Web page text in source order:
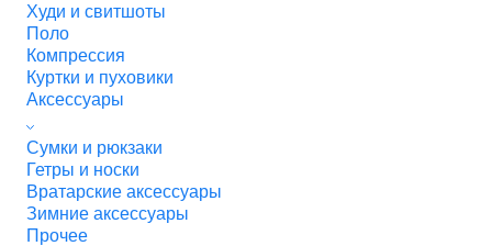
Худи и свитшоты
Поло
Компрессия
Куртки и пуховики
Аксессуары
Сумки и рюкзаки
Гетры и носки
Вратарские аксессуары
Зимние аксессуары
Прочее